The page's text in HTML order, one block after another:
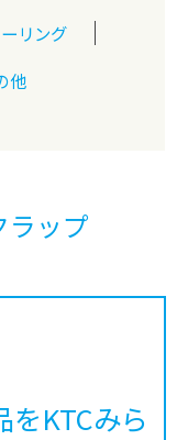
リング
他
ラップ
KTCみら